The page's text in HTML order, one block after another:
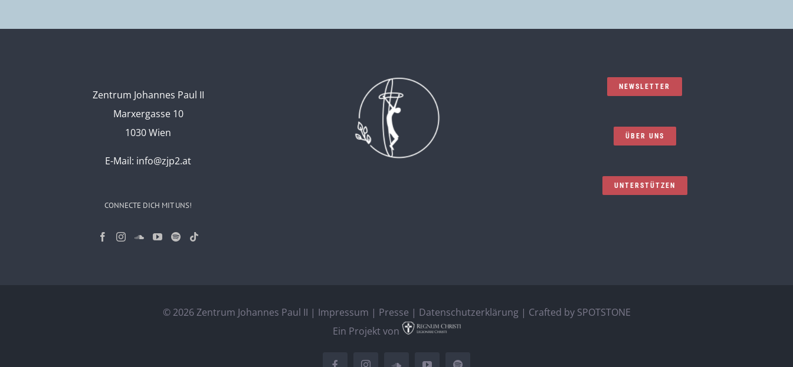
Zentrum Johannes Paul II
Marxergasse 10
1030 Wien
E-Mail: info@zjp2.at
CONNECTE DICH MIT UNS!
NEWSLETTER
ÜBER UNS
UNTERSTÜTZEN
© 2026 Zentrum Johannes Paul II | Impressum | Presse | Datenschutzerklärung| Crafted by SPOTSTONE
Ein Projekt von